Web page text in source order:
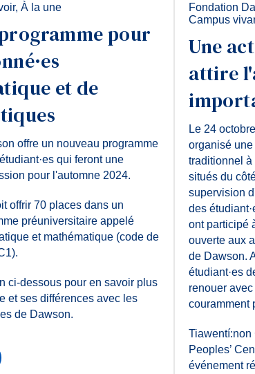
, À la une
pour
et de
offre un nouveau programme
qui feront une
pour l'automne 2024.
offrir 70 places dans un
préuniversitaire appelé
et mathématique (code de
ci-dessous pour en savoir plus
et ses différences avec les
de Dawson.
Fondation
Campus
Une
attire
Le 24
organisé
traditionnel
situés du
supervision
des
ont participé
ouverte aux
de Dawson.
étudiant·es
renouer
couramment
Tiawentí:non
Peoples’
événement